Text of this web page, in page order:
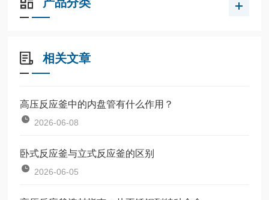
相关文章
高压反应釜中的内盘管有什么作用？
2026-06-08
卧式反应釜与立式反应釜的区别
2026-06-05